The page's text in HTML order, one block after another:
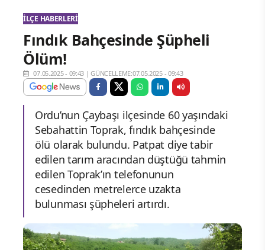
İLÇE HABERLERI
Fındık Bahçesinde Şüpheli
Ölüm!
07.05.2025 - 09:43 |GÜNCELLEME:07.05.2025 - 09:43
Ordu’nun Çaybaşı ilçesinde 60 yaşındaki
Sebahattin Toprak, fındık bahçesinde
ölü olarak bulundu. Patpat diye tabir
edilen tarım aracından düştüğü tahmin
edilen Toprak’ın telefonunun
cesedinden metrelerce uzakta
bulunması şüpheleri artırdı.